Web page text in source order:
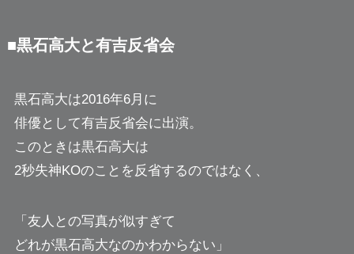
■黒石高大と有吉反省会
黒石高大は2016年6月に
俳優として有吉反省会に出演。
このときは黒石高大は
2秒失神KOのことを反省するのではなく、
「友人との写真が似すぎて
どれが黒石高大なのかわからない」